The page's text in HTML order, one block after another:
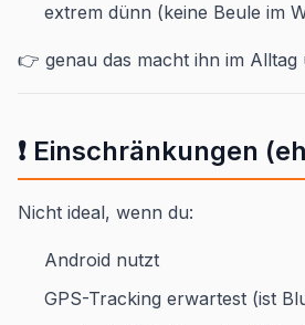
extrem dünn (keine Beule im
👉 genau das macht ihn im Alltag
❗ Einschränkungen
Nicht ideal, wenn du:
Android nutzt
GPS-Tracking erwartest (ist